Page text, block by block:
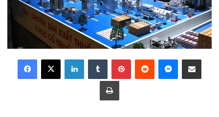
LinkedInTumblr PinterestReddit Messenger
Share via Email
Print